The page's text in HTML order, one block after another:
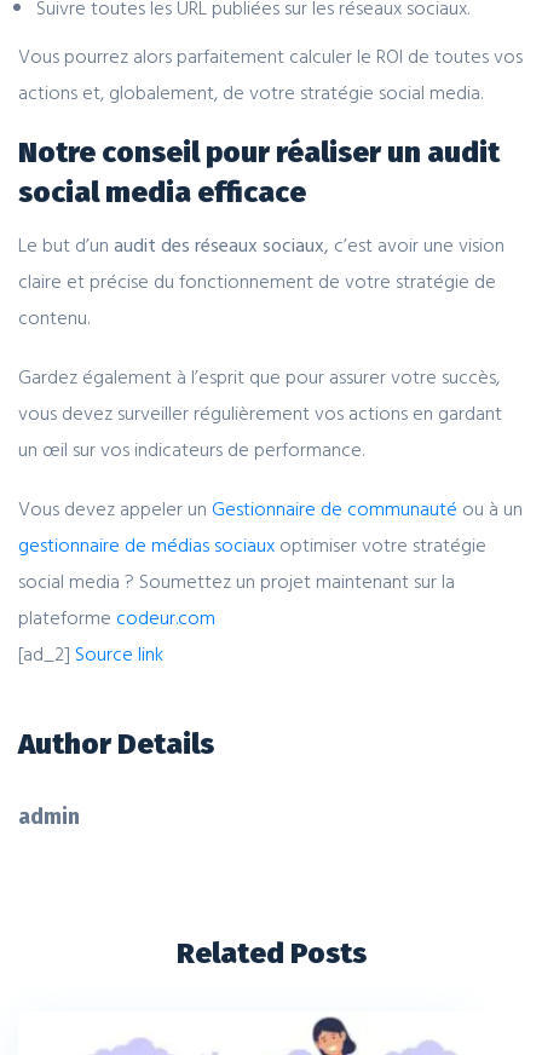
Suivre toutes les URL publiées sur les réseaux sociaux.
Vous pourrez alors parfaitement calculer le ROI de toutes vos
actions et, globalement, de votre stratégie social media.
Notre conseil pour réaliser un audit
social media efficace
Le but d’un audit des réseaux sociaux, c’est avoir une vision
claire et précise du fonctionnement de votre stratégie de
contenu.
Gardez également à l’esprit que pour assurer votre succès,
vous devez surveiller régulièrement vos actions en gardant
un œil sur vos indicateurs de performance.
Vous devez appeler un Gestionnaire de communauté ou à un
gestionnaire de médias sociaux optimiser votre stratégie
social media ? Soumettez un projet maintenant sur la
plateforme codeur.com
[ad_2] Source link
Author Details
admin
Related Posts